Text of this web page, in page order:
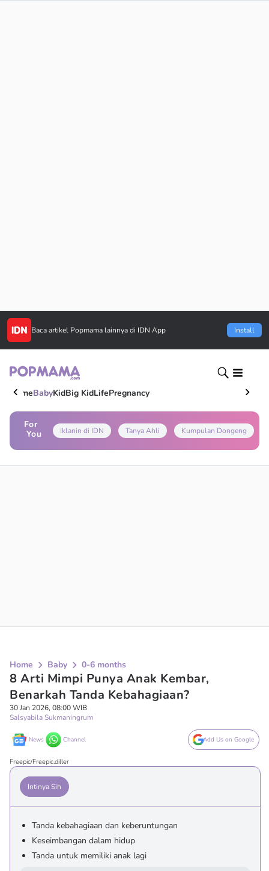
Baca artikel Popmama lainnya di IDN App Install
HomeBabyKidBig KidLifePregnancy
For
You
Iklanin di IDN Tanya Ahli Kumpulan Dongeng
Home Baby 0-6 months
8 Arti Mimpi Punya Anak Kembar,
Benarkah Tanda Kebahagiaan?
30 Jan 2026, 08:00 WIB
Salsyabila Sukmaningrum
News Channel Add Us on Google
Freepic/Freepic.diller
Intinya Sih
Tanda kebahagiaan dan keberuntungan
Keseimbangan dalam hidup
Tanda untuk memiliki anak lagi